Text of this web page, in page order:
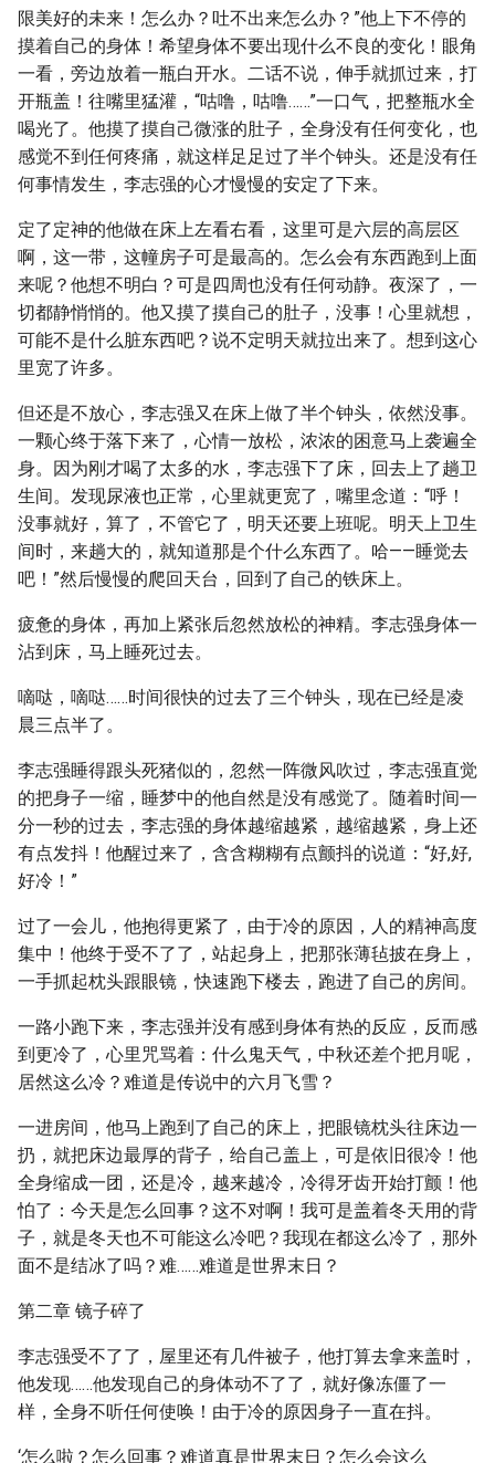
限美好的未来！怎么办？吐不出来怎么办？”他上下不停的
摸着自己的身体！希望身体不要出现什么不良的变化！眼角
一看，旁边放着一瓶白开水。二话不说，伸手就抓过来，打
开瓶盖！往嘴里猛灌，“咕噜，咕噜……”一口气，把整瓶水全
喝光了。他摸了摸自己微涨的肚子，全身没有任何变化，也
感觉不到任何疼痛，就这样足足过了半个钟头。还是没有任
何事情发生，李志强的心才慢慢的安定了下来。
定了定神的他做在床上左看右看，这里可是六层的高层区
啊，这一带，这幢房子可是最高的。怎么会有东西跑到上面
来呢？他想不明白？可是四周也没有任何动静。夜深了，一
切都静悄悄的。他又摸了摸自己的肚子，没事！心里就想，
可能不是什么脏东西吧？说不定明天就拉出来了。想到这心
里宽了许多。
但还是不放心，李志强又在床上做了半个钟头，依然没事。
一颗心终于落下来了，心情一放松，浓浓的困意马上袭遍全
身。因为刚才喝了太多的水，李志强下了床，回去上了趟卫
生间。发现尿液也正常，心里就更宽了，嘴里念道：“呼！
没事就好，算了，不管它了，明天还要上班呢。明天上卫生
间时，来趟大的，就知道那是个什么东西了。哈——睡觉去
吧！”然后慢慢的爬回天台，回到了自己的铁床上。
疲惫的身体，再加上紧张后忽然放松的神精。李志强身体一
沾到床，马上睡死过去。
嘀哒，嘀哒……时间很快的过去了三个钟头，现在已经是凌
晨三点半了。
李志强睡得跟头死猪似的，忽然一阵微风吹过，李志强直觉
的把身子一缩，睡梦中的他自然是没有感觉了。随着时间一
分一秒的过去，李志强的身体越缩越紧，越缩越紧，身上还
有点发抖！他醒过来了，含含糊糊有点颤抖的说道：“好,好,
好冷！”
过了一会儿，他抱得更紧了，由于冷的原因，人的精神高度
集中！他终于受不了了，站起身上，把那张薄毡披在身上，
一手抓起枕头跟眼镜，快速跑下楼去，跑进了自己的房间。
一路小跑下来，李志强并没有感到身体有热的反应，反而感
到更冷了，心里咒骂着：什么鬼天气，中秋还差个把月呢，
居然这么冷？难道是传说中的六月飞雪？
一进房间，他马上跑到了自己的床上，把眼镜枕头往床边一
扔，就把床边最厚的背子，给自己盖上，可是依旧很冷！他
全身缩成一团，还是冷，越来越冷，冷得牙齿开始打颤！他
怕了：今天是怎么回事？这不对啊！我可是盖着冬天用的背
子，就是冬天也不可能这么冷吧？我现在都这么冷了，那外
面不是结冰了吗？难……难道是世界末日？
第二章 镜子碎了
李志强受不了了，屋里还有几件被子，他打算去拿来盖时，
他发现……他发现自己的身体动不了了，就好像冻僵了一
样，全身不听任何使唤！由于冷的原因身子一直在抖。
‘怎么啦？怎么回事？难道真是世界末日？怎么会这么